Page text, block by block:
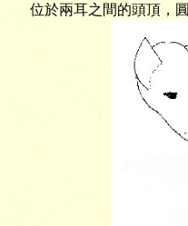
位於兩耳之間的頭頂，圓